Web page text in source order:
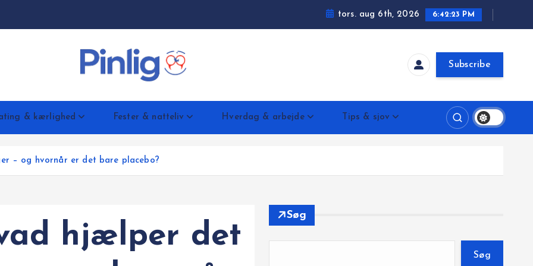
tors. aug 6th, 2026 6:42:24 PM
Subscribe
& kærlighed Fester & natteliv Hverdag & arbejde Tips & sjov
– og hvornår er det bare placebo?
hjælper det
Søg
Søg